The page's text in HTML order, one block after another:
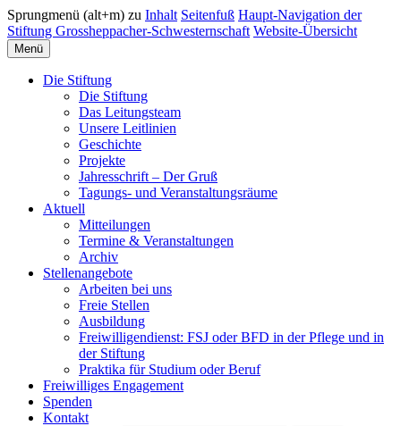
Sprungmenü (alt+m) zu Inhalt Seitenfuß Haupt-Navigation der
Stiftung Grossheppacher-Schwesternschaft Website-Übersicht
Menü
Die Stiftung
Die Stiftung
Das Leitungsteam
Unsere Leitlinien
Geschichte
Projekte
Jahresschrift – Der Gruß
Tagungs- und Veranstaltungsräume
Aktuell
Mitteilungen
Termine & Veranstaltungen
Archiv
Stellenangebote
Arbeiten bei uns
Freie Stellen
Ausbildung
Freiwilligendienst: FSJ oder BFD in der Pflege und in
der Stiftung
Praktika für Studium oder Beruf
Freiwilliges Engagement
Spenden
Kontakt